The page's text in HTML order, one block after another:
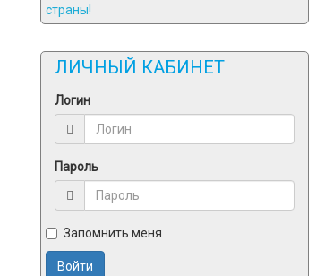
страны!
ЛИЧНЫЙ КАБИНЕТ
Логин
Пароль
Запомнить меня
Войти